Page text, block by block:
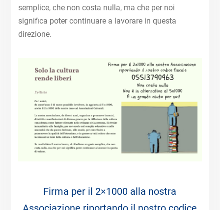
semplice, che non costa nulla, ma che per noi
significa poter continuare a lavorare in questa
direzione.
Firma per il 2×1000 alla nostra